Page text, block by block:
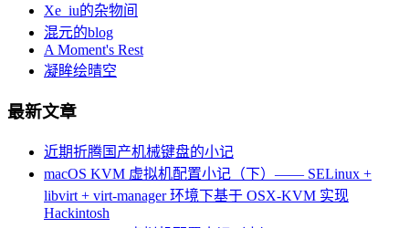
Xe_iu的杂物间
混元的blog
A Moment's Rest
凝眸绘晴空
最新文章
近期折腾国产机械键盘的小记
macOS KVM 虚拟机配置小记（下）—— SELinux +
libvirt + virt-manager 环境下基于 OSX-KVM 实现
Hackintosh